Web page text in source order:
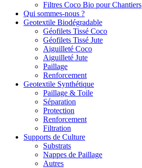
Filtres Coco Bio pour Chantiers
Qui sommes-nous ?
Geotextile Biodégradable
Géofilets Tissé Coco
Géofilets Tissé Jute
Aiguilleté Coco
Aiguilleté Jute
Paillage
Renforcement
Geotextile Synthétique
Paillage & Toile
Séparation
Protection
Renforcement
Filtration
Supports de Culture
Substrats
Nappes de Paillage
Autres